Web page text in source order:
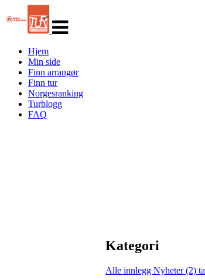
navigasjon
Hjem
Min side
Finn arrangør
Finn tur
Norgesranking
Turblogg
FAQ
Kategori
Alle innlegg Nyheter (2)